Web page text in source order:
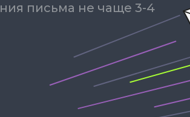
письма не чаще 3-4